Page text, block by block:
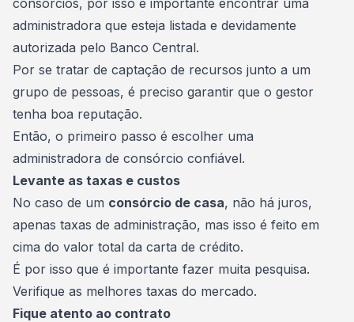
consórcios, por isso é importante encontrar uma
administradora que esteja listada e devidamente
autorizada pelo Banco Central.
Por se tratar de captação de recursos junto a um
grupo de pessoas, é preciso garantir que o gestor
tenha boa reputação.
Então, o primeiro passo é escolher uma
administradora de consórcio confiável.
Levante as taxas e custos
No caso de um consórcio de casa, não há juros,
apenas taxas de administração, mas isso é feito em
cima do valor total da carta de crédito.
É por isso que é importante fazer muita pesquisa.
Verifique as melhores taxas do mercado.
Fique atento ao contrato